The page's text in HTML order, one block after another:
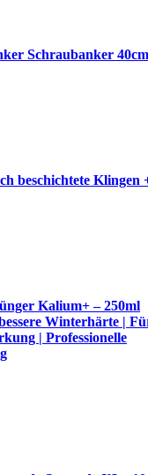
Schraubanker 40cm
beschichtete Klingen
Kalium+ – 250ml
Winterhärte |
| Professionelle